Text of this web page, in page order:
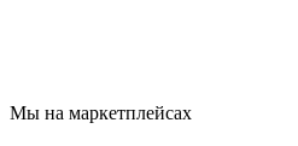
Мы на маркетплейсах